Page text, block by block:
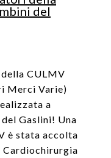
del
CULMV
Merci Varie)
a
Gaslini! Una
è stata accolta